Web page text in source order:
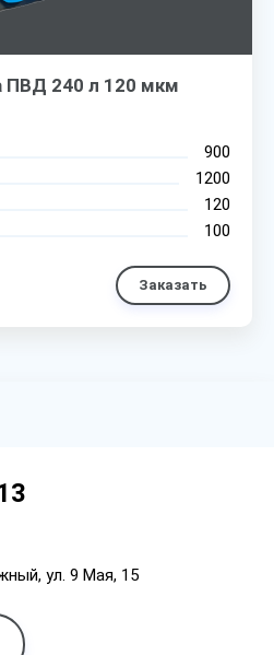
240 л 120 мкм
900
1200
120
100
Заказать
ул. 9 Мая, 15